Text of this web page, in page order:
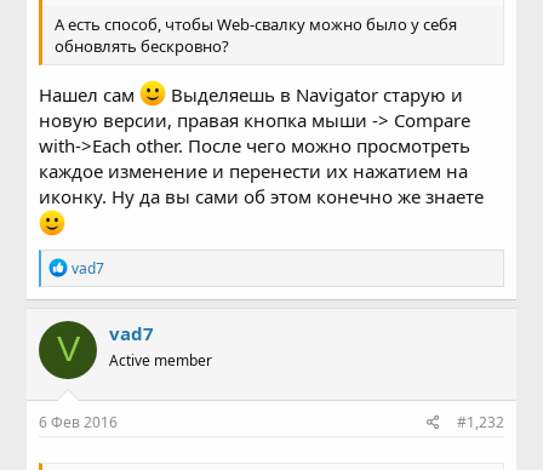
А есть способ, чтобы Web-свалку можно было у себя
обновлять бескровно?
Нашел сам
Выделяешь в Navigator старую и
новую версии, правая кнопка мыши -> Compare
with->Each other. После чего можно просмотреть
каждое изменение и перенести их нажатием на
иконку. Ну да вы сами об этом конечно же знаете
Р
е
а
к
ц
и
и
:
vad7
V vad7
Active member
6 Фев 2016 #1,232